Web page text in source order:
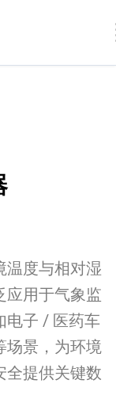
温度与相对湿
应用于气象监
电子 / 医药车
场景，为环境
全提供关键数